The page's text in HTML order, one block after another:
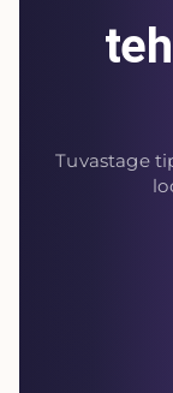
Tuvastage